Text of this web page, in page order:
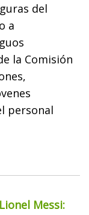
del
a
la Comisión
personal
Messi: